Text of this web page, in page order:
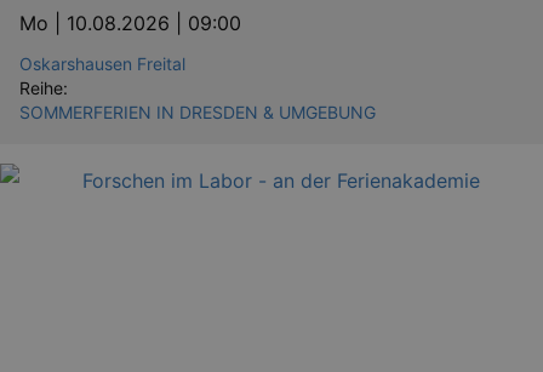
Mo | 10.08.2026 | 09:00
Oskarshausen Freital
Reihe:
SOMMERFERIEN IN DRESDEN & UMGEBUNG